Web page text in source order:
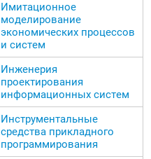
Имитационное
моделирование
экономических процессов
и систем
Инженерия
проектирования
информационных систем
Инструментальные
средства прикладного
программирования